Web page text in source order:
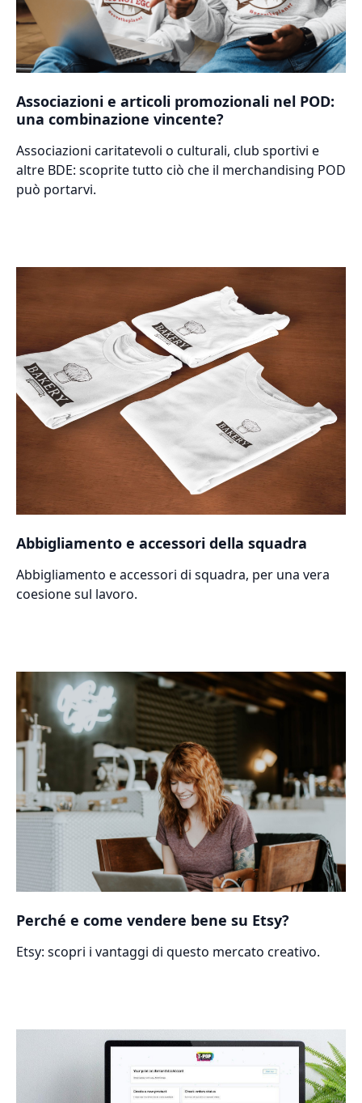
Associazioni e articoli promozionali nel POD:
una combinazione vincente?
Associazioni caritatevoli o culturali, club sportivi e
altre BDE: scoprite tutto ciò che il merchandising POD
può portarvi.
Abbigliamento e accessori della squadra
Abbigliamento e accessori di squadra, per una vera
coesione sul lavoro.
Perché e come vendere bene su Etsy?
Etsy: scopri i vantaggi di questo mercato creativo.